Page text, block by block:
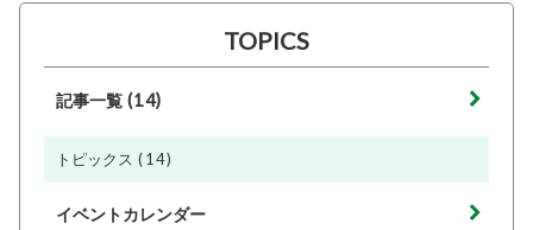
TOPICS
記事一覧 (14)
トピックス (14)
イベントカレンダー